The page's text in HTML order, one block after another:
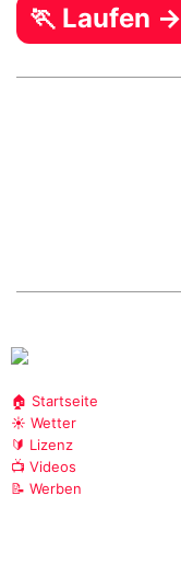
🏃 Laufen →
🏠 Startseite
☀️ Wetter
🔰 Lizenz
📺 Videos
📝 Werben